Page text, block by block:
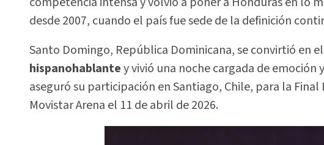
desde 2007, cuando el país fue sede de la definición
Santo Domingo, República Dominicana, se convirtió en
hispanohablantey vivió una noche cargada de
aseguró su participación en Santiago, Chile, para la
Movistar Arena el 11 de abril de 2026.